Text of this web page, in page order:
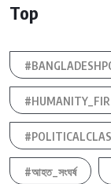
Top
#আহত_সংঘর্ষ